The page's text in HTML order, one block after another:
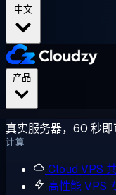
中文
真实服务器，60 秒即
计算
Cloud VPS
高性能 VPS